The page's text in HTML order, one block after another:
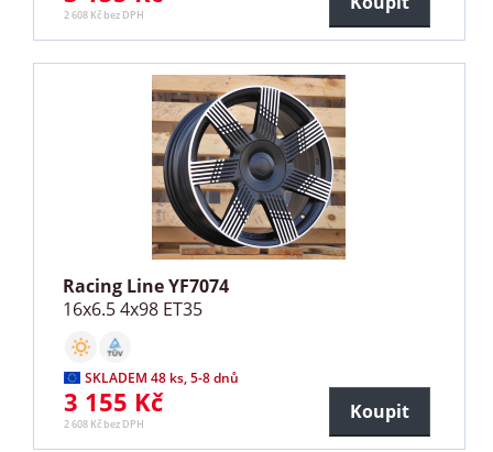
2 608 Kč bez DPH
Racing Line YF7074
16x6.5 4x98 ET35
SKLADEM 48 ks, 5-8 dnů
3 155 Kč
2 608 Kč bez DPH
Koupit